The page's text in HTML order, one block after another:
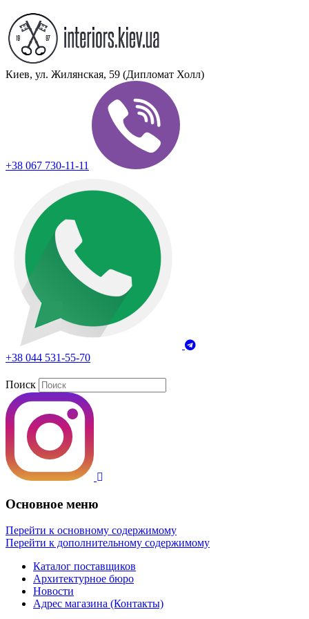
Киев, ул. Жилянская, 59 (Дипломат Холл)
+38 067 730-11-11
+38 044 531-55-70
Поиск
Основное меню
Перейти к основному содержимому
Перейти к дополнительному содержимому
Каталог поставщиков
Архитектурное бюро
Новости
Адрес магазина (Контакты)